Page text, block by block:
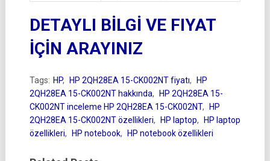
DETAYLI BİLGİ VE FIYAT
İÇİN ARAYINIZ
Tags: HP, HP 2QH28EA 15-CK002NT fiyatı,
HP
2QH28EA 15-CK002NT hakkında,
HP 2QH28EA 15-
CK002NT inceleme HP 2QH28EA 15-CK002NT,
HP
2QH28EA 15-CK002NT özellikleri, HP laptop,
HP laptop
özellikleri, HP notebook, HP notebook özellikleri